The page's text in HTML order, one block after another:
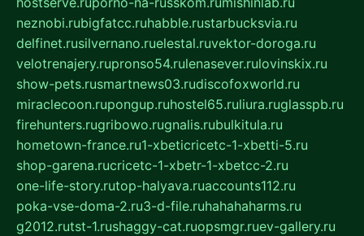
neznobi.rubigfatcc.ruhabble.rustarbucksvia.ru
delfinet.rusilvernano.ruelestal.ruvektor-doroga.ru
velotrenajery.rupronso54.rulenasever.rulovinskix.ru
show-pets.rusmartnews03.rudiscofoxworld.ru
miraclecoon.rupongup.ruhostel65.ruliura.ruglasspb.ru
firehunters.rugribowo.rugnalis.rubulkitula.ru
hometown-france.ru1-xbeticricetc-1-xbetti-5.ru
shop-garena.rucricetc-1-xbetr-1-xbetcc-2.ru
one-life-story.rutop-halyava.ruaccounts112.ru
poka-vse-doma-2.ru3-d-file.ruhahahaharms.ru
g2012.rutst-1.rushaggy-cat.ruopsmgr.ruev-gallery.ru